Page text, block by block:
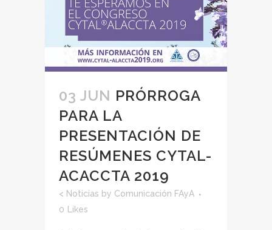
03 JUN PRÓRROGA
PARA LA
PRESENTACIÓN DE
RESÚMENES CYTAL-
ACACCTA 2019
< Noticias by Comunicación FAyA
0
Likes